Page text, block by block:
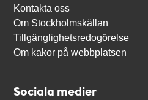
Kontakta oss
Om Stockholmskällan
Tillgänglighetsredogörelse
Om kakor på webbplatsen
Sociala medier